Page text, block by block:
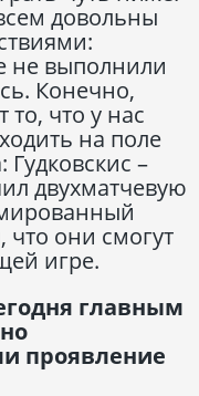
довольны
не выполнили
Конечно,
что у нас
на поле
–
двухматчевую
они смогут
игре.
главным
проявление